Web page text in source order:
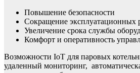
Повышение безопасности
Сокращение эксплуатационных
Увеличение срока службы
Комфорт и оперативность
Возможности IoT для паровых
удаленный мониторинг,